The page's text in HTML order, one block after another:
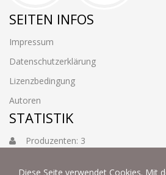
Diese Seite verwendet Cookies. Mit
SEITEN INFOS
Impressum
Datenschutzerklärung
Lizenzbedingung
Autoren
STATISTIK
Produzenten: 3